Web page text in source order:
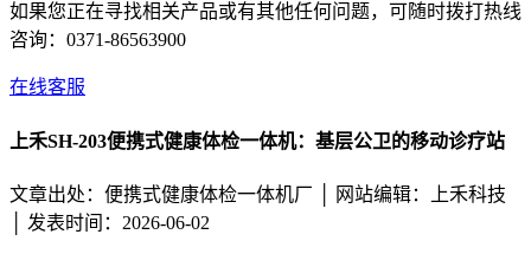
如果您正在寻找相关产品或有其他任何问题，可随时拨打热线
咨询： 0371-86563900
在线客服
上禾SH-203便携式健康体检一体机：基层公卫的移动诊疗站
文章出处：便携式健康体检一体机厂 │
网站编辑：上禾科技
│ 发表时间：2026-06-02